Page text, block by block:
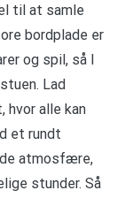
til at samle
bordplade er
og spil, så I
Lad
alle kan
et rundt
atmosfære,
stunder. Så